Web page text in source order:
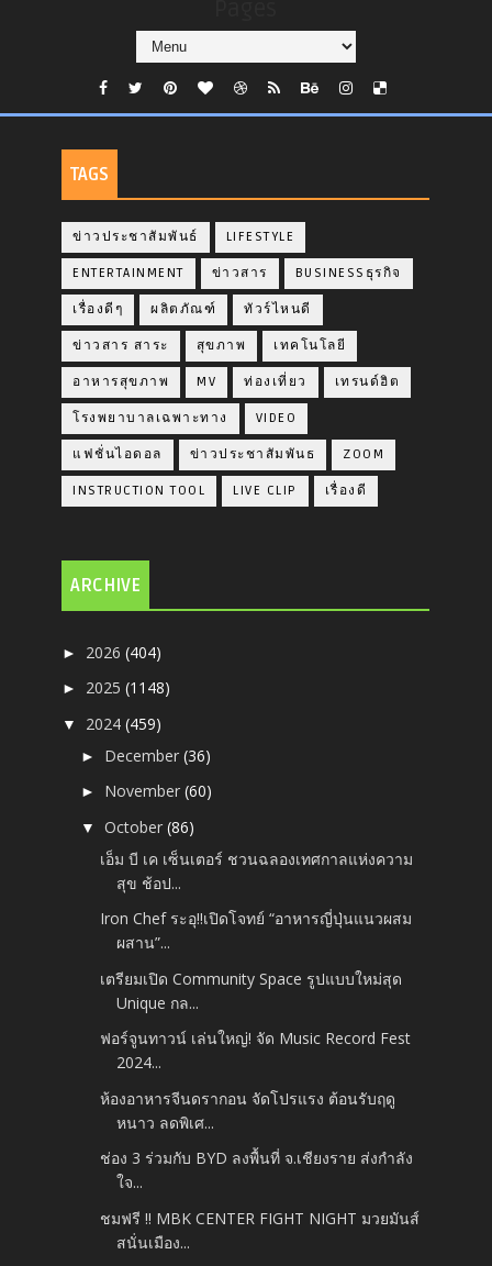
TAGS
ข่าวประชาสัมพันธ์ LIFESTYLE
ENTERTAINMENT ข่าวสาร BUSINESSธุรกิจ
เรื่องดีๆ ผลิตภัณฑ์ ทัวร์ไหนดี
ข่าวสาร สาระ สุขภาพ เทคโนโลยี
อาหารสุขภาพ MV ท่องเที่ยว เทรนด์ฮิต
โรงพยาบาลเฉพาะทาง VIDEO
แฟชั่นไอดอล ข่าวประชาสัมพันธ ZOOM
INSTRUCTION TOOL LIVE CLIP เรื่องดี
ARCHIVE
► 2026(404)
► 2025(1148)
▼ 2024(459)
► December(36)
► November(60)
▼October(86)
เอ็ม บี เค เซ็นเตอร์ ชวนฉลองเทศกาลแห่งความ
สุข ช้อป...
Iron Chef ระอุ!!เปิดโจทย์ “อาหารญี่ปุ่นแนวผสม
ผสาน”...
เตรียมเปิด Community Space รูปแบบใหม่สุด
Unique กล...
ฟอร์จูนทาวน์ เล่นใหญ่! จัด Music Record Fest
2024...
ห้องอาหารจีนดรากอน จัดโปรแรง ต้อนรับฤดู
หนาว ลดพิเศ...
ช่อง 3 ร่วมกับ BYD ลงพื้นที่ จ.เชียงราย ส่งกำลัง
ใจ...
ชมฟรี !! MBK CENTER FIGHT NIGHT มวยมันส์
สนั่นเมือง...